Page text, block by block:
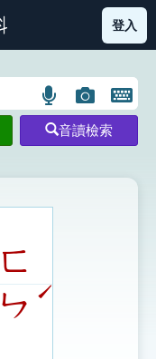
部首索引表圖示
登入
語
言
搜
示
圖
片
搜
開
鍵
圖
音讀檢索
ㄈ
ㄣˊ